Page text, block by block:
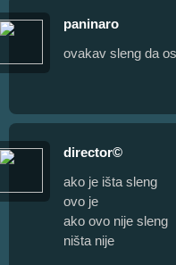
paninaro
ovakav sleng da
director©
ako je išta sleng
ovo je
ako ovo nije sleng
ništa nije